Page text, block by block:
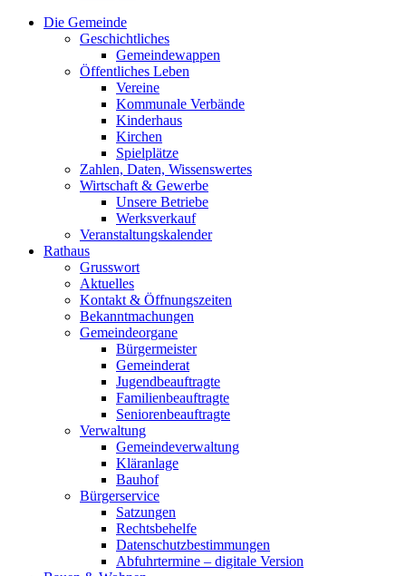
Die Gemeinde
Geschichtliches
Gemeindewappen
Öffentliches Leben
Vereine
Kommunale Verbände
Kinderhaus
Kirchen
Spielplätze
Zahlen, Daten, Wissenswertes
Wirtschaft & Gewerbe
Unsere Betriebe
Werksverkauf
Veranstaltungskalender
Rathaus
Grusswort
Aktuelles
Kontakt & Öffnungszeiten
Bekanntmachungen
Gemeindeorgane
Bürgermeister
Gemeinderat
Jugendbeauftragte
Familienbeauftragte
Seniorenbeauftragte
Verwaltung
Gemeindeverwaltung
Kläranlage
Bauhof
Bürgerservice
Satzungen
Rechtsbehelfe
Datenschutzbestimmungen
Abfuhrtermine – digitale Version